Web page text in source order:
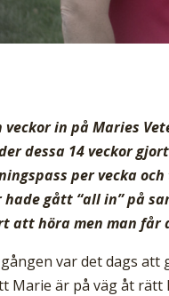
veckor in på Maries
dessa 14 veckor
per vecka
hade gått “all in” på
att höra men man får
var det dags
Marie är på väg åt